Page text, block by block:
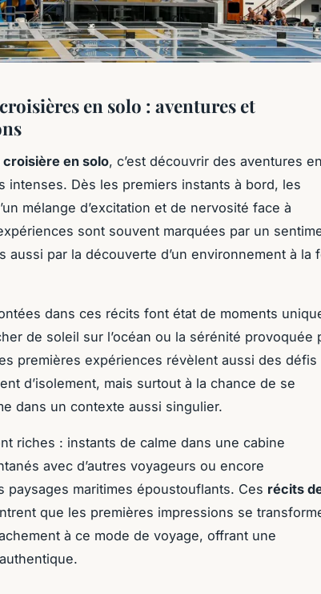
en solo : aventures et
en solo, c’est découvrir des aventures en
intenses. Dès les premiers instants à bord, les
mélange d’excitation et de nervosité face à
sont souvent marquées par un
aussi par la découverte d’un environnement à la
dans ces récits font état de moments
de soleil sur l’océan ou la sérénité provoquée
premières expériences révèlent aussi des défis
d’isolement, mais surtout à la chance de se
dans un contexte aussi singulier.
riches : instants de calme dans une cabine
avec d’autres voyageurs ou encore
paysages maritimes époustouflants. Ces récits
que les premières impressions se
à ce mode de voyage, offrant une